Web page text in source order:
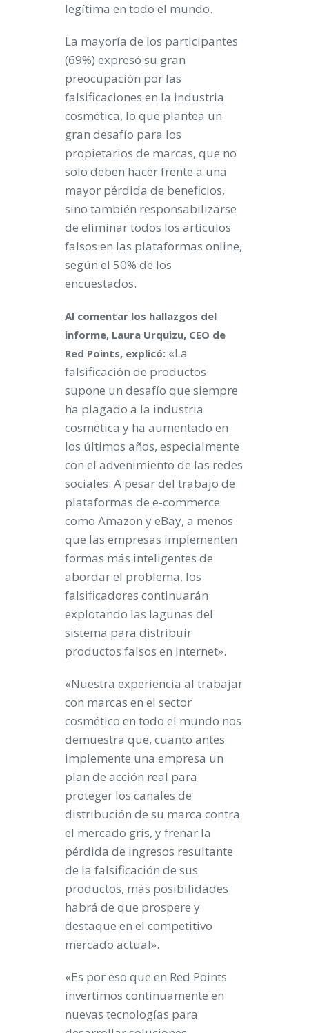
legítima en todo el mundo.
La mayoría de los participantes
(69%) expresó su gran
preocupación por las
falsificaciones en la industria
cosmética, lo que plantea un
gran desafío para los
propietarios de marcas, que no
solo deben hacer frente a una
mayor pérdida de beneficios,
sino también responsabilizarse
de eliminar todos los artículos
falsos en las plataformas online,
según el 50% de los
encuestados.
Al comentar los hallazgos del
informe, Laura Urquizu, CEO de
Red Points, explicó: «La
falsificación de productos
supone un desafío que siempre
ha plagado a la industria
cosmética y ha aumentado en
los últimos años, especialmente
con el advenimiento de las redes
sociales. A pesar del trabajo de
plataformas de e-commerce
como Amazon y eBay, a menos
que las empresas implementen
formas más inteligentes de
abordar el problema, los
falsificadores continuarán
explotando las lagunas del
sistema para distribuir
productos falsos en Internet».
«Nuestra experiencia al trabajar
con marcas en el sector
cosmético en todo el mundo nos
demuestra que, cuanto antes
implemente una empresa un
plan de acción real para
proteger los canales de
distribución de su marca contra
el mercado gris, y frenar la
pérdida de ingresos resultante
de la falsificación de sus
productos, más posibilidades
habrá de que prospere y
destaque en el competitivo
mercado actual».
«Es por eso que en Red Points
invertimos continuamente en
nuevas tecnologías para